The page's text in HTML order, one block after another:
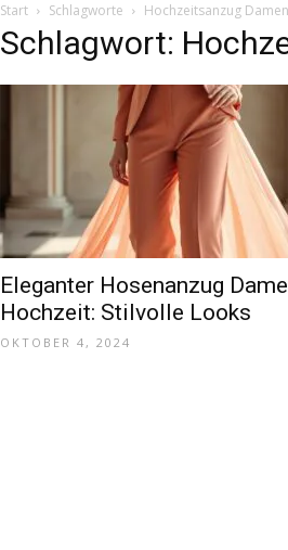
Start Schlagworte Hochzeitsanzug Damen
Schlagwort:
Eleganter Hosenanzug
Hochzeit: Stilvolle Looks
OKTOBER 4, 2024